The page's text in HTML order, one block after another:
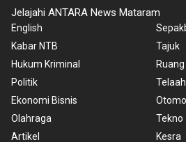
Jelajahi ANTARA News Mataram
English
Kabar NTB
Hukum Kriminal
Politik
Ekonomi Bisnis
Olahraga
Artikel
Tajuk
Telaah
Tekno
Kesra